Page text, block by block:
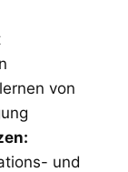
von
und